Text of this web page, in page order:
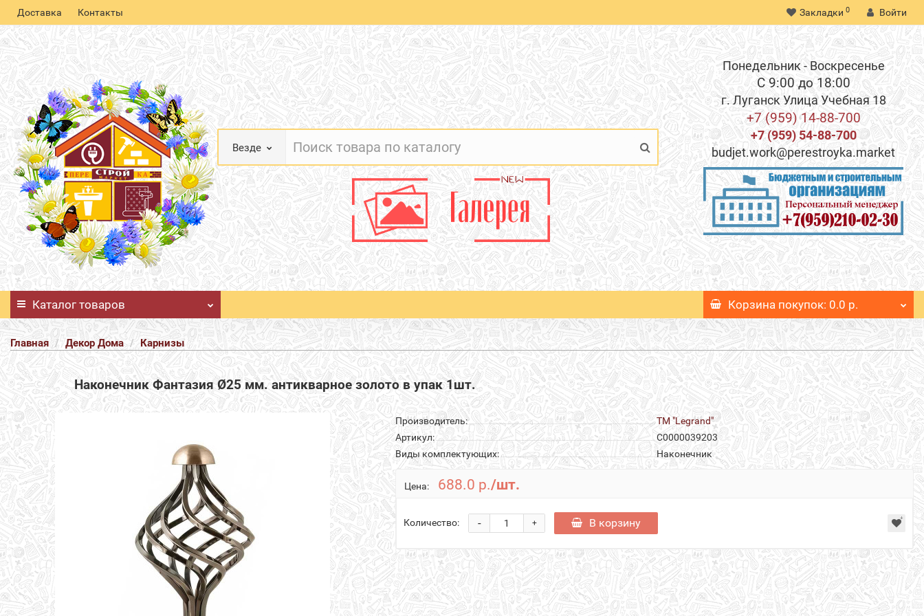
Доставка Контакты Закладки 0 Войти
Везде
Понедельник - Воскресенье
С 9:00 до 18:00
г. Луганск Улица Учебная 18
+7 (959) 14-88-700
+7 (959) 54-88-700
budjet.work@perestroyka.market
Каталог товаров Корзина покупок: 0.0 р.
Главная Декор Дома Карнизы
Наконечник Фантазия Ø25 мм. антикварное золото в упак 1шт.
Производитель:
ТМ "Legrand"
Артикул:
С0000039203
Виды комплектующих:
Наконечник
Цена: 688.0 р./шт.
Количество: +
- В корзину